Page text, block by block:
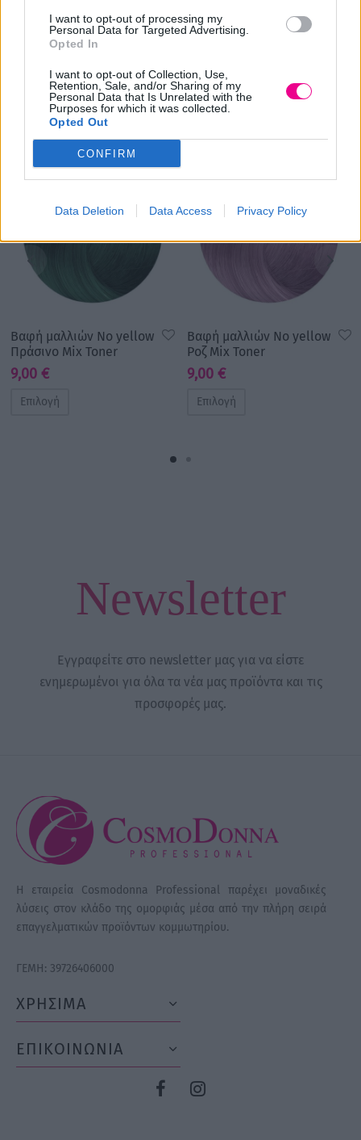
I want to opt-out of processing my
Personal Data for Targeted Advertising.
Opted In
I want to opt-out of Collection, Use,
Retention, Sale, and/or Sharing of my
Personal Data that Is Unrelated with the
Purposes for which it was collected.
Opted Out
CONFIRM
Data Deletion Data Access Privacy Policy
Σχετικά προϊόντα
Βαφή μαλλιών No yellow
Πράσινο Mix Toner
9,00 €
Επιλογή
Βαφή μαλλιών No yellow
Ροζ Mix Toner
9,00 €
Επιλογή
Newsletter
Εγγραφείτε στο newsletter μας για να είστε
ενημερωμένοι για όλα τα νέα μας προϊόντα και τις
προσφορές μας.
Η εταιρεία Cosmodonna Professional παρέχει μοναδικές
λύσεις στον κλάδο της ομορφιάς μέσα από την πλήρη σειρά
επαγγελματικών προϊόντων κομμωτηρίου.
ΓΕΜΗ: 39726406000
ΧΡΗΣΙΜΑ
ΕΠΙΚΟΙΝΩΝΙΑ